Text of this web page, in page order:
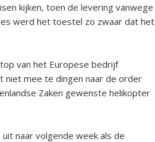
kijken, toen de levering vanwege
werd het toestel zo zwaar dat het
van het Europese bedrijf
niet mee te dingen naar de order
Zaken gewenste helikopter
naar volgende week als de